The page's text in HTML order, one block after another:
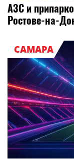
АЗС и
Ростове-на-
САМАРА